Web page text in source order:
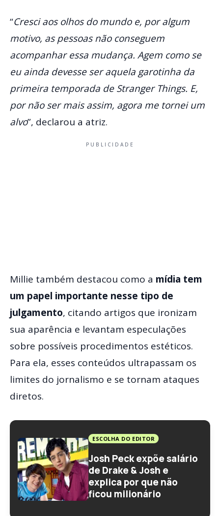
“Cresci aos olhos do mundo e, por algum
motivo, as pessoas não conseguem
acompanhar essa mudança. Agem como se
eu ainda devesse ser aquela garotinha da
primeira temporada de Stranger Things. E,
por não ser mais assim, agora me tornei um
alvo”, declarou a atriz.
PUBLICIDADE
Millie também destacou como a mídia tem
um papel importante nesse tipo de
julgamento, citando artigos que ironizam
sua aparência e levantam especulações
sobre possíveis procedimentos estéticos.
Para ela, esses conteúdos ultrapassam os
limites do jornalismo e se tornam ataques
diretos.
ESCOLHA DO EDITOR
Josh Peck expõe salário
de Drake & Josh e
explica por que não
ficou milionário